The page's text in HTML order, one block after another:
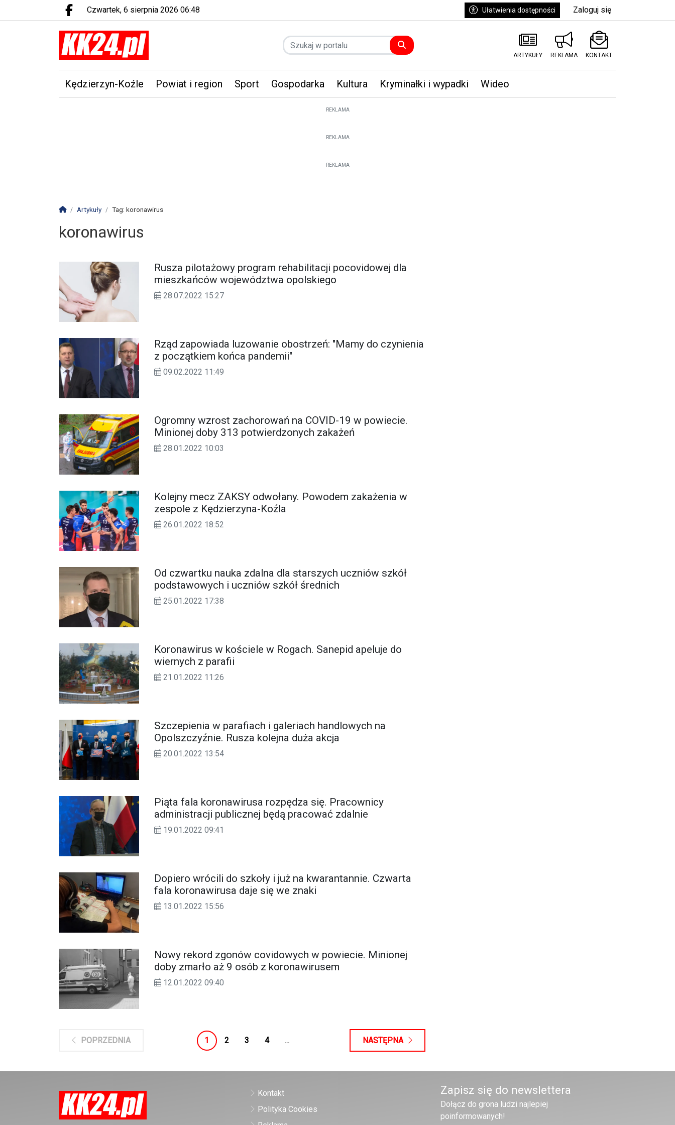
Facebook.com
czwartek, 6 sierpnia 2026 06:48 Ułatwienia dostępności Zaloguj się
ARTYKUŁY REKLAMA KONTAKT
Kędzierzyn-Koźle Powiat i region Sport Gospodarka Kultura Kryminałki i wypadki Wideo
REKLAMA
REKLAMA
REKLAMA
Strona główna
Artykuły Tag: koronawirus
koronawirus
Rusza pilotażowy program rehabilitacji pocovidowej dla
mieszkańców województwa opolskiego
28.07.2022 15:27
Rząd zapowiada luzowanie obostrzeń: "Mamy do czynienia
z początkiem końca pandemii"
09.02.2022 11:49
Ogromny wzrost zachorowań na COVID-19 w powiecie.
Minionej doby 313 potwierdzonych zakażeń
28.01.2022 10:03
Kolejny mecz ZAKSY odwołany. Powodem zakażenia w
zespole z Kędzierzyna-Koźla
26.01.2022 18:52
Od czwartku nauka zdalna dla starszych uczniów szkół
podstawowych i uczniów szkół średnich
25.01.2022 17:38
Koronawirus w kościele w Rogach. Sanepid apeluje do
wiernych z parafii
21.01.2022 11:26
Szczepienia w parafiach i galeriach handlowych na
Opolszczyźnie. Rusza kolejna duża akcja
20.01.2022 13:54
Piąta fala koronawirusa rozpędza się. Pracownicy
administracji publicznej będą pracować zdalnie
19.01.2022 09:41
Dopiero wrócili do szkoły i już na kwarantannie. Czwarta
fala koronawirusa daje się we znaki
13.01.2022 15:56
Nowy rekord zgonów covidowych w powiecie. Minionej
doby zmarło aż 9 osób z koronawirusem
12.01.2022 09:40
POPRZEDNIA 1 2 3 4 ... NASTĘPNA
Kontakt
Polityka Cookies
Zapisz się do newslettera
Dołącz do grona ludzi najlepiej
poinformowanych!